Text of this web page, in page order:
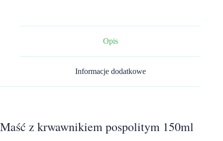
Opis
Informacje dodatkowe
Maść z krwawnikiem pospolitym 150ml